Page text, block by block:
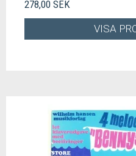
278,00 SEK
VISA